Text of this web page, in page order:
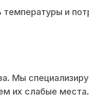
и
Мы
их слабые места.